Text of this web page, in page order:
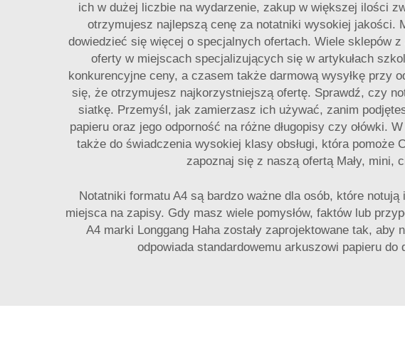
ich w dużej liczbie na wydarzenie, zakup w większej ilości
otrzymujesz najlepszą cenę za notatniki wysokiej jakości.
dowiedzieć się więcej o specjalnych ofertach. Wiele sklepów
oferty w miejscach specjalizujących się w artykułach
konkurencyjne ceny, a czasem także darmową wysyłkę przy
się, że otrzymujesz najkorzystniejszą ofertę. Sprawdź, czy
siatkę. Przemyśl, jak zamierzasz ich używać, zanim
papieru oraz jego odporność na różne długopisy czy ołówki.
także do świadczenia wysokiej klasy obsługi, która
zapoznaj się z naszą ofertą Mały, mini,
Notatniki formatu A4 są bardzo ważne dla osób, które
miejsca na zapisy. Gdy masz wiele pomysłów, faktów lub
A4 marki Longgang Haha zostały zaprojektowane tak,
odpowiada standardowemu arkuszowi papieru